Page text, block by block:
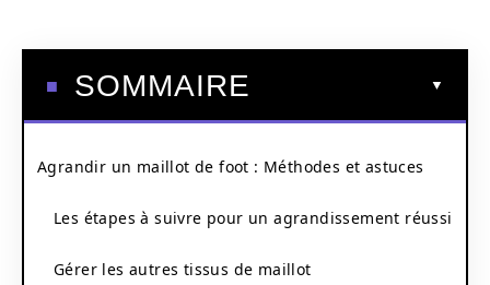
SOMMAIRE
Agrandir un maillot de foot : Méthodes et astuces
Les étapes à suivre pour un agrandissement réussi
Gérer les autres tissus de maillot